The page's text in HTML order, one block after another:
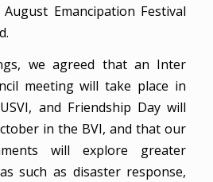
Emancipation Festival
we agreed that an Inter
meeting will take place in
and Friendship Day will
in the BVI, and that our
will explore greater
such as disaster response,